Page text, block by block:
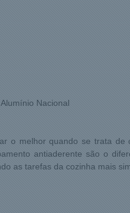
Nacional
o melhor quando se trata
antiaderente são o
as tarefas da cozinha mais